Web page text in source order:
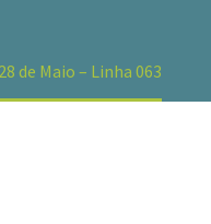
de Maio – Linha 063